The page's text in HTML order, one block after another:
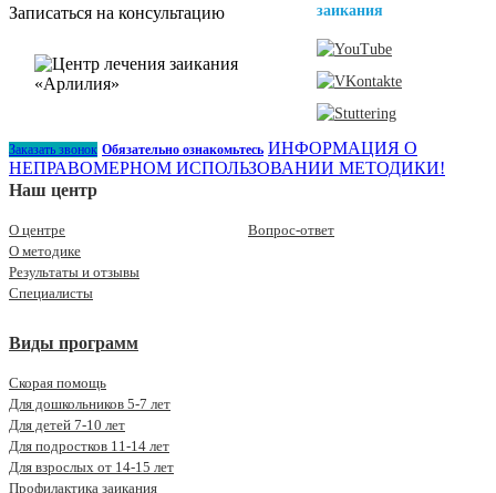
Записаться на консультацию
заикания
Заказать звонок Обязательно ознакомьтесь ИНФОРМАЦИЯ О
НЕПРАВОМЕРНОМ ИСПОЛЬЗОВАНИИ МЕТОДИКИ!
Наш центр
О центре
О методике
Результаты и отзывы
Специалисты
Вопрос-ответ
Виды программ
Скорая помощь
Для дошкольников 5-7 лет
Для детей 7-10 лет
Для подростков 11-14 лет
Для взрослых от 14-15 лет
Профилактика заикания